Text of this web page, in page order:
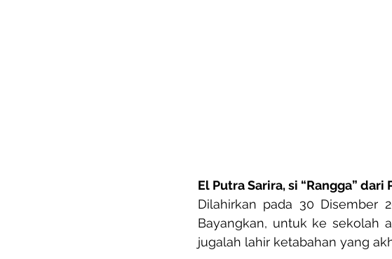
El Putra Sarira, si “Rangga” dari
Dilahirkan pada 30 Disember
Bayangkan, untuk ke sekolah
jugalah lahir ketabahan yang